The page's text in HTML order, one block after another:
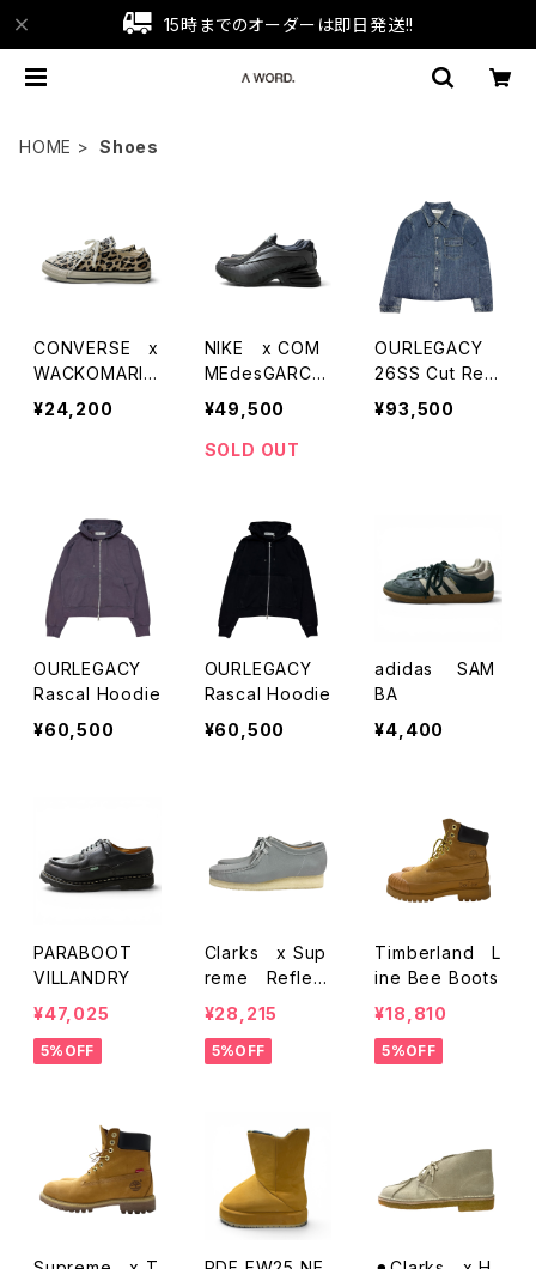
15時までのオーダーは即日発送!!
HOME Shoes
CONVERSE x
WACKOMARIA
ALLSTAR Low
(Leopard)
¥24,200
NIKE x COM
MEdesGARCO
NS HOMME PL
US AIRMAX D
OLCE SP CDG
¥49,500
SOLD OUT
OURLEGACY
26SS Cut Rebi
rth Jacket
¥93,500
OURLEGACY
Rascal Hoodie
¥60,500
OURLEGACY
Rascal Hoodie
¥60,500
adidas SAM
BA
¥4,400
PARABOOT
VILLANDRY
¥47,025
5%OFF
Clarks x Sup
reme Reflect
ive WALLABEE
¥28,215
5%OFF
Timberland L
ine Bee Boots
¥18,810
5%OFF